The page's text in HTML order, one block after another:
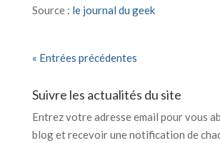
Source : le journal du geek
« Entrées précédentes
Suivre les actualités du site
Entrez votre adresse email pour vous
blog et recevoir une notification de